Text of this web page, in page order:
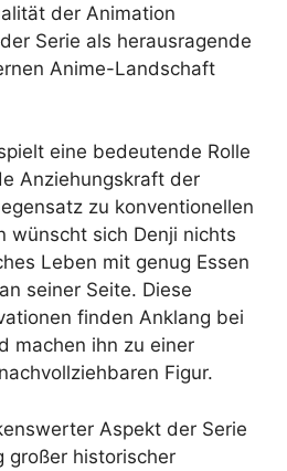
der Animation
Serie als herausragende
Anime-Landschaft
eine bedeutende Rolle
Anziehungskraft der
zu konventionellen
wünscht sich Denji nichts
Leben mit genug Essen
seiner Seite. Diese
finden Anklang bei
machen ihn zu einer
Figur.
Aspekt der Serie
großer historischer